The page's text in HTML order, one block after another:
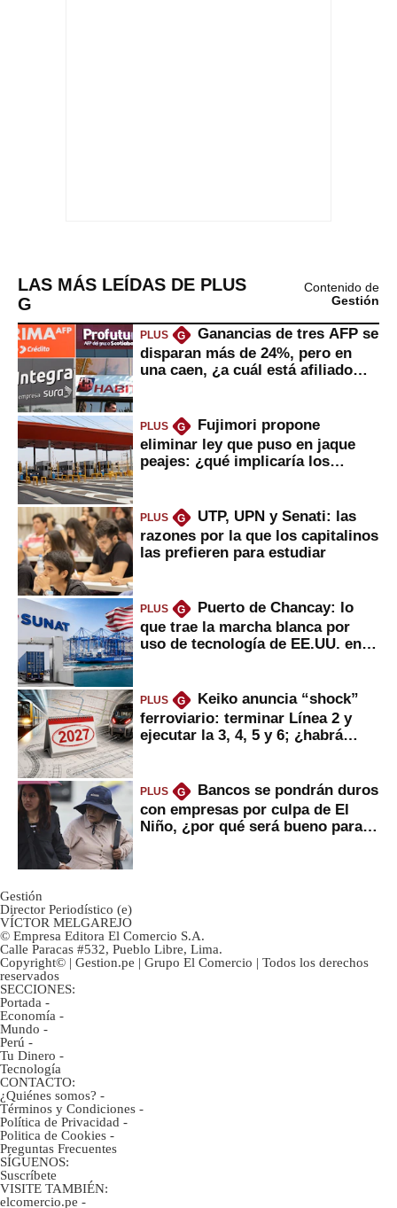
LAS MÁS LEÍDAS DE PLUS
G
Contenido de
Gestión
PLUS G
Ganancias de tres AFP se
disparan más de 24%, pero en
una caen, ¿a cuál está afiliado
PLUS G
Fujimori propone
eliminar ley que puso en jaque
peajes: ¿qué implicaría los
PLUS G
UTP, UPN y Senati: las
razones por la que los capitalinos
las prefieren para estudiar
PLUS G
Puerto de Chancay: lo
que trae la marcha blanca por
uso de tecnología de EE.UU. en
PLUS G
Keiko anuncia “shock”
ferroviario: terminar Línea 2 y
ejecutar la 3, 4, 5 y 6; ¿habrá
PLUS G
Bancos se pondrán duros
con empresas por culpa de El
Niño, ¿por qué será bueno para
Gestión
Director Periodístico (e)
VÍCTOR MELGAREJO
© Empresa Editora El Comercio S.A.
Calle Paracas #532, Pueblo Libre, Lima.
Copyright© | Gestion.pe | Grupo El Comercio | Todos los derechos
reservados
SECCIONES:
Portada -
Economía -
Mundo -
Perú -
Tu Dinero -
Tecnología
CONTACTO:
¿Quiénes somos? -
Términos y Condiciones -
Política de Privacidad -
Politica de Cookies -
Preguntas Frecuentes
SÍGUENOS:
Suscríbete
VISITE TAMBIÉN:
elcomercio.pe -